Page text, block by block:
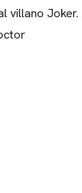
villano Joker.